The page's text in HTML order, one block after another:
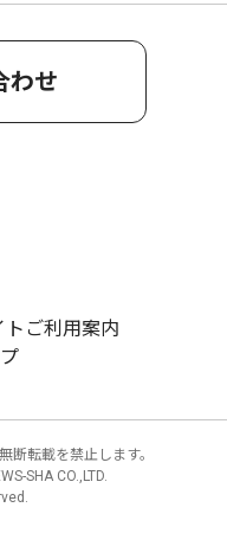
わせ
トご利用案内
断転載を禁止します。
SHA CO.,LTD.